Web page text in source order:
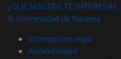
¿QUÉ MÁSTER TE INTERESA?
© Universidad de Navarra
Información legal
Accesibilidad